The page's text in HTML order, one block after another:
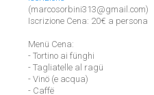
Mölkk Your World
(marcosorbini313@gmail.com)
Iscrizione Cena: 20€ a persona
Menü Cena:
- Tortino ai fünghi
- Tagliatelle al ragü
- Vinö (e acqua)
- Caffë
2021年4月10日|チェコ
Doublette du Molkkamis
2021年4月24日
中止
Individuel du Molkkamis
表示中 150 トーナメント